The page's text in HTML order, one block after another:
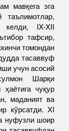
мавқега эга
келди, IX-XII
тафсир,
томондан
тасаввуф
учун асосий
Шарқи
чуқур
маданият ва
кўрсатди. XI
нуфузли шоир